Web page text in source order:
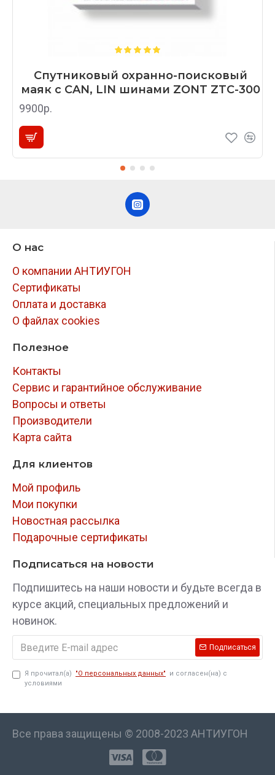
Спутниковый охранно-поисковый
маяк с CAN, LIN шинами ZONT ZTC-300
9900р.
О нас
О компании АНТИУГОН
Сертификаты
Оплата и доставка
О файлах cookies
Полезное
Контакты
Сервис и гарантийное обслуживание
Вопросы и ответы
Производители
Карта сайта
Для клиентов
Мой профиль
Мои покупки
Новостная рассылка
Подарочные сертификаты
Подписаться на новости
Подпишитесь на наши новости и будьте всегда в
курсе акций, специальных предложений и
новинок.
Подписаться
Я прочитал(а) "О персональных данных"
и согласен(на) с
условиями
Все права защищены © 2008-2023 АНТИУГОН